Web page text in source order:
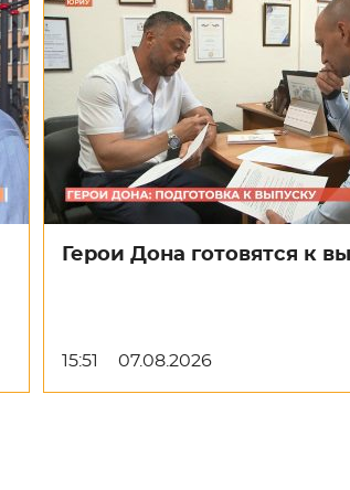
Герои Дона готовятся к
15:51 07.08.2026